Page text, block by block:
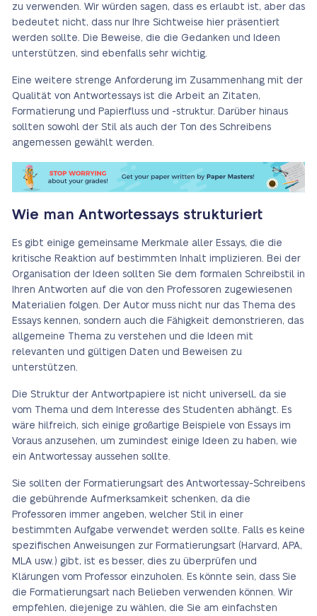
zu verwenden. Wir würden sagen, dass es erlaubt ist, aber das
bedeutet nicht, dass nur Ihre Sichtweise hier präsentiert
werden sollte. Die Beweise, die die Gedanken und Ideen
unterstützen, sind ebenfalls sehr wichtig.
Eine weitere strenge Anforderung im Zusammenhang mit der
Qualität von Antwortessays ist die Arbeit an Zitaten,
Formatierung und Papierfluss und -struktur. Darüber hinaus
sollten sowohl der Stil als auch der Ton des Schreibens
angemessen gewählt werden.
Wie man Antwortessays strukturiert
Es gibt einige gemeinsame Merkmale aller Essays, die die
kritische Reaktion auf bestimmten Inhalt implizieren. Bei der
Organisation der Ideen sollten Sie dem formalen Schreibstil in
Ihren Antworten auf die von den Professoren zugewiesenen
Materialien folgen. Der Autor muss nicht nur das Thema des
Essays kennen, sondern auch die Fähigkeit demonstrieren, das
allgemeine Thema zu verstehen und die Ideen mit
relevanten und gültigen Daten und Beweisen zu
unterstützen.
Die Struktur der Antwortpapiere ist nicht universell, da sie
vom Thema und dem Interesse des Studenten abhängt. Es
wäre hilfreich, sich einige großartige Beispiele von Essays im
Voraus anzusehen, um zumindest einige Ideen zu haben, wie
ein Antwortessay aussehen sollte.
Sie sollten der Formatierungsart des Antwortessay-Schreibens
die gebührende Aufmerksamkeit schenken, da die
Professoren immer angeben, welcher Stil in einer
bestimmten Aufgabe verwendet werden sollte. Falls es keine
spezifischen Anweisungen zur Formatierungsart (Harvard, APA,
MLA usw.) gibt, ist es besser, dies zu überprüfen und
Klärungen vom Professor einzuholen. Es könnte sein, dass Sie
die Formatierungsart nach Belieben verwenden können. Wir
empfehlen, diejenige zu wählen, die Sie am einfachsten